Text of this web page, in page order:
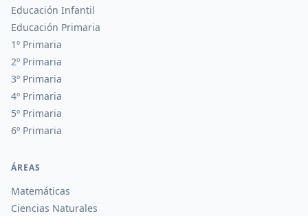
Educación Infantil
Educación Primaria
1º Primaria
2º Primaria
3º Primaria
4º Primaria
5º Primaria
6º Primaria
ÁREAS
Matemáticas
Ciencias Naturales